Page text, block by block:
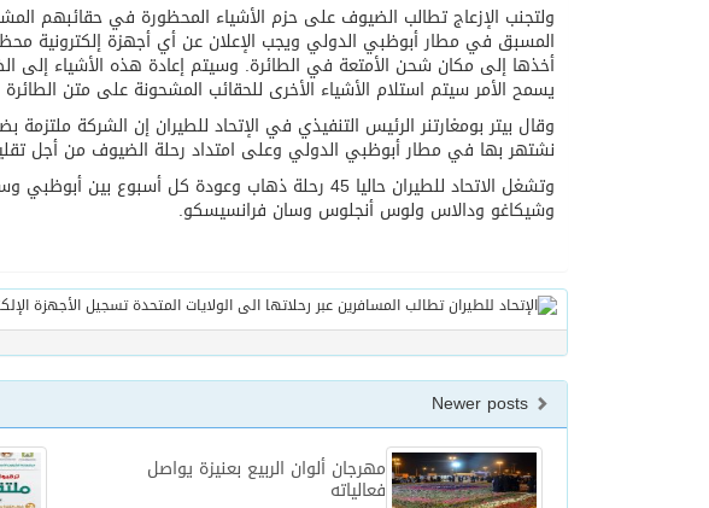
ولتجنب الإزعاج تطالب الضيوف على حزم الأشياء المحظورة في حقائبهم
المسبق في مطار أبوظبي الدولي ويجب الإعلان عن أي أجهزة إلكترونية
أخذها إلى مكان شحن الأمتعة في الطائرة. وسيتم إعادة هذه الأشياء إلى
يسمح الأمر سيتم استلام الأشياء الأخرى للحقائب المشحونة على متن
وقال بيتر بومغارتنر الرئيس التنفيذي في الإتحاد للطيران إن الشركة
نشتهر بها في مطار أبوظبي الدولي وعلى امتداد رحلة الضيوف من أجل تقليل
وتشغل الاتحاد للطيران حاليا 45 رحلة ذهاب وعودة كل
وشيكاغو ودالاس ولوس أنجلوس وسان فرانسيسكو.
مهرجان ألوان الربيع بعنيزة يواصل
فعالياته